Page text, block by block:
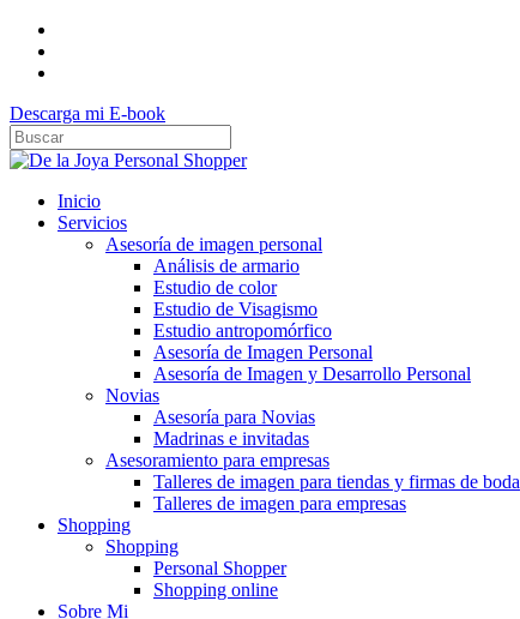
Skip
main
Descarga mi E-book
Cerrar
buscar
Menu
Inicio
Servicios
Asesoría de imagen personal
Análisis de armario
Estudio de color
Estudio de Visagismo
Estudio antropomórfico
Asesoría de Imagen Personal
Asesoría de Imagen y Desarrollo Personal
Novias
Asesoría para Novias
Madrinas e invitadas
Asesoramiento para empresas
Talleres de imagen para tiendas y firmas de boda
Talleres de imagen para empresas
Shopping
Shopping
Personal Shopper
Shopping online
Sobre Mi